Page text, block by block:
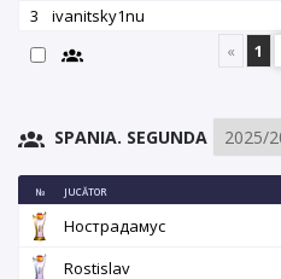
3
ivanitsky1nu
«
1
SPANIA. SEGUNDA
№ JUCĂTOR
Нострадамус
Rostislav